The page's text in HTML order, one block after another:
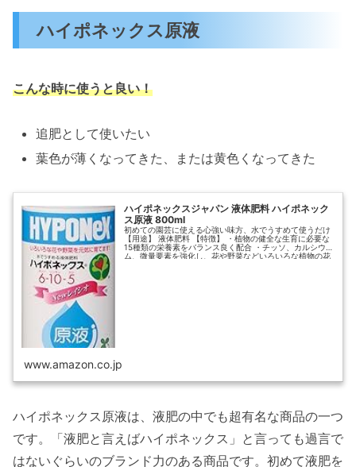
ハイポネックス原液
こんな時に使うと良い！
追肥として使いたい
葉色が薄くなってきた、または黄色くなってきた
ハイポネックスジャパン 液体肥料 ハイポネック
ス原液 800ml
初めての園芸に使える心強い味方、水でうすめて使うだけ
【用途】 液体肥料 【特徴】 ・植物の健全な生育に必要な
15種類の栄養素をバランス良く配合 ・チッソ、カルシウ
ム、微量要素を強化し、花や野菜などいろいろな植物の花
www.amazon.co.jp
ハイポネックス原液は、液肥の中でも超有名な商品の一つ
です。「液肥と言えばハイポネックス」と言っても過言で
はないぐらいのブランド力のある商品です。初めて液肥を